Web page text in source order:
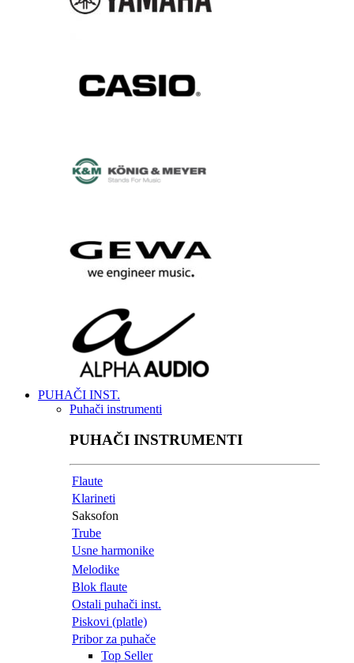
PUHAČI INST.
Puhači instrumenti
PUHAČI INSTRUMENTI
Flaute
Klarineti
Saksofon
Trube
Usne harmonike
Melodike
Blok flaute
Ostali puhači inst.
Piskovi (platle)
Pribor za puhače
Top Seller